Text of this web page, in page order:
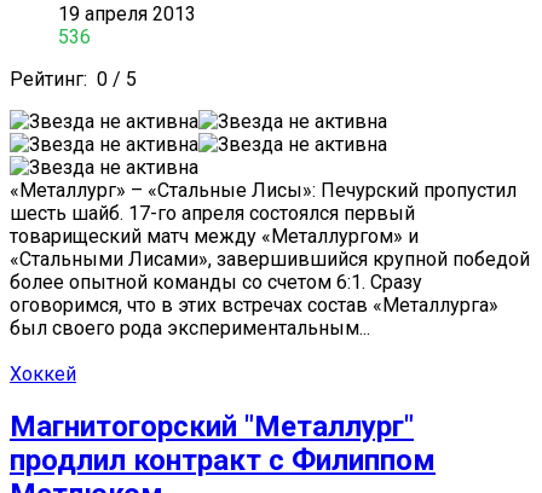
19 апреля 2013
536
Рейтинг: 0 / 5
«Металлург» – «Стальные Лисы»: Печурский пропустил
шесть шайб. 17-го апреля состоялся первый
товарищеский матч между «Металлургом» и
«Стальными Лисами», завершившийся крупной победой
более опытной команды со счетом 6:1. Сразу
оговоримся, что в этих встречах состав «Металлурга»
был своего рода экспериментальным...
Хоккей
Магнитогорский "Металлург"
продлил контракт с Филиппом